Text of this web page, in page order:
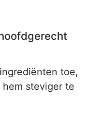
toe,
steviger te